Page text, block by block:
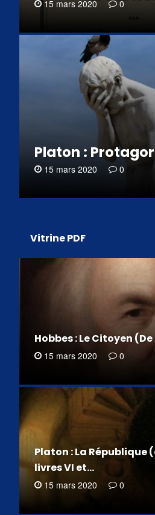
15 mars 2020 0
Platon :
15 mars 2020 0
Vitrine PDF
Hobbes : Le Citoyen
15 mars 2020 0
Platon : La République
livres VI et…
15 mars 2020 0